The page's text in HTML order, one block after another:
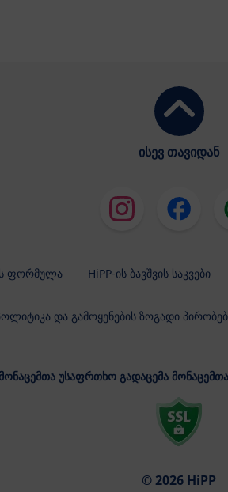
ისევ თავიდან
ფორმულა HiPP-ის ბავშვის საკვები
და გამოყენების ზოგადი
მონაცემთა უსაფრთხო გადაცემა
© 2026 HiPP